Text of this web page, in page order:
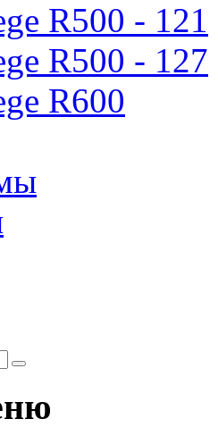
R500 - 121
R500 - 127
R600